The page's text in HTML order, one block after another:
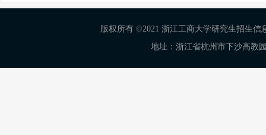
版权所有 ©2021 浙江工商大学研究生招生信
地址：浙江省杭州市下沙高教